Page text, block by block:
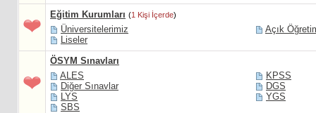
Eğitim Kurumları (1 Kişi İçerde)
Üniversitelerimiz
Açık
Liseler
ÖSYM Sınavları
ALES
KPSS
Diğer Sınavlar
DGS
LYS
YGS
SBS